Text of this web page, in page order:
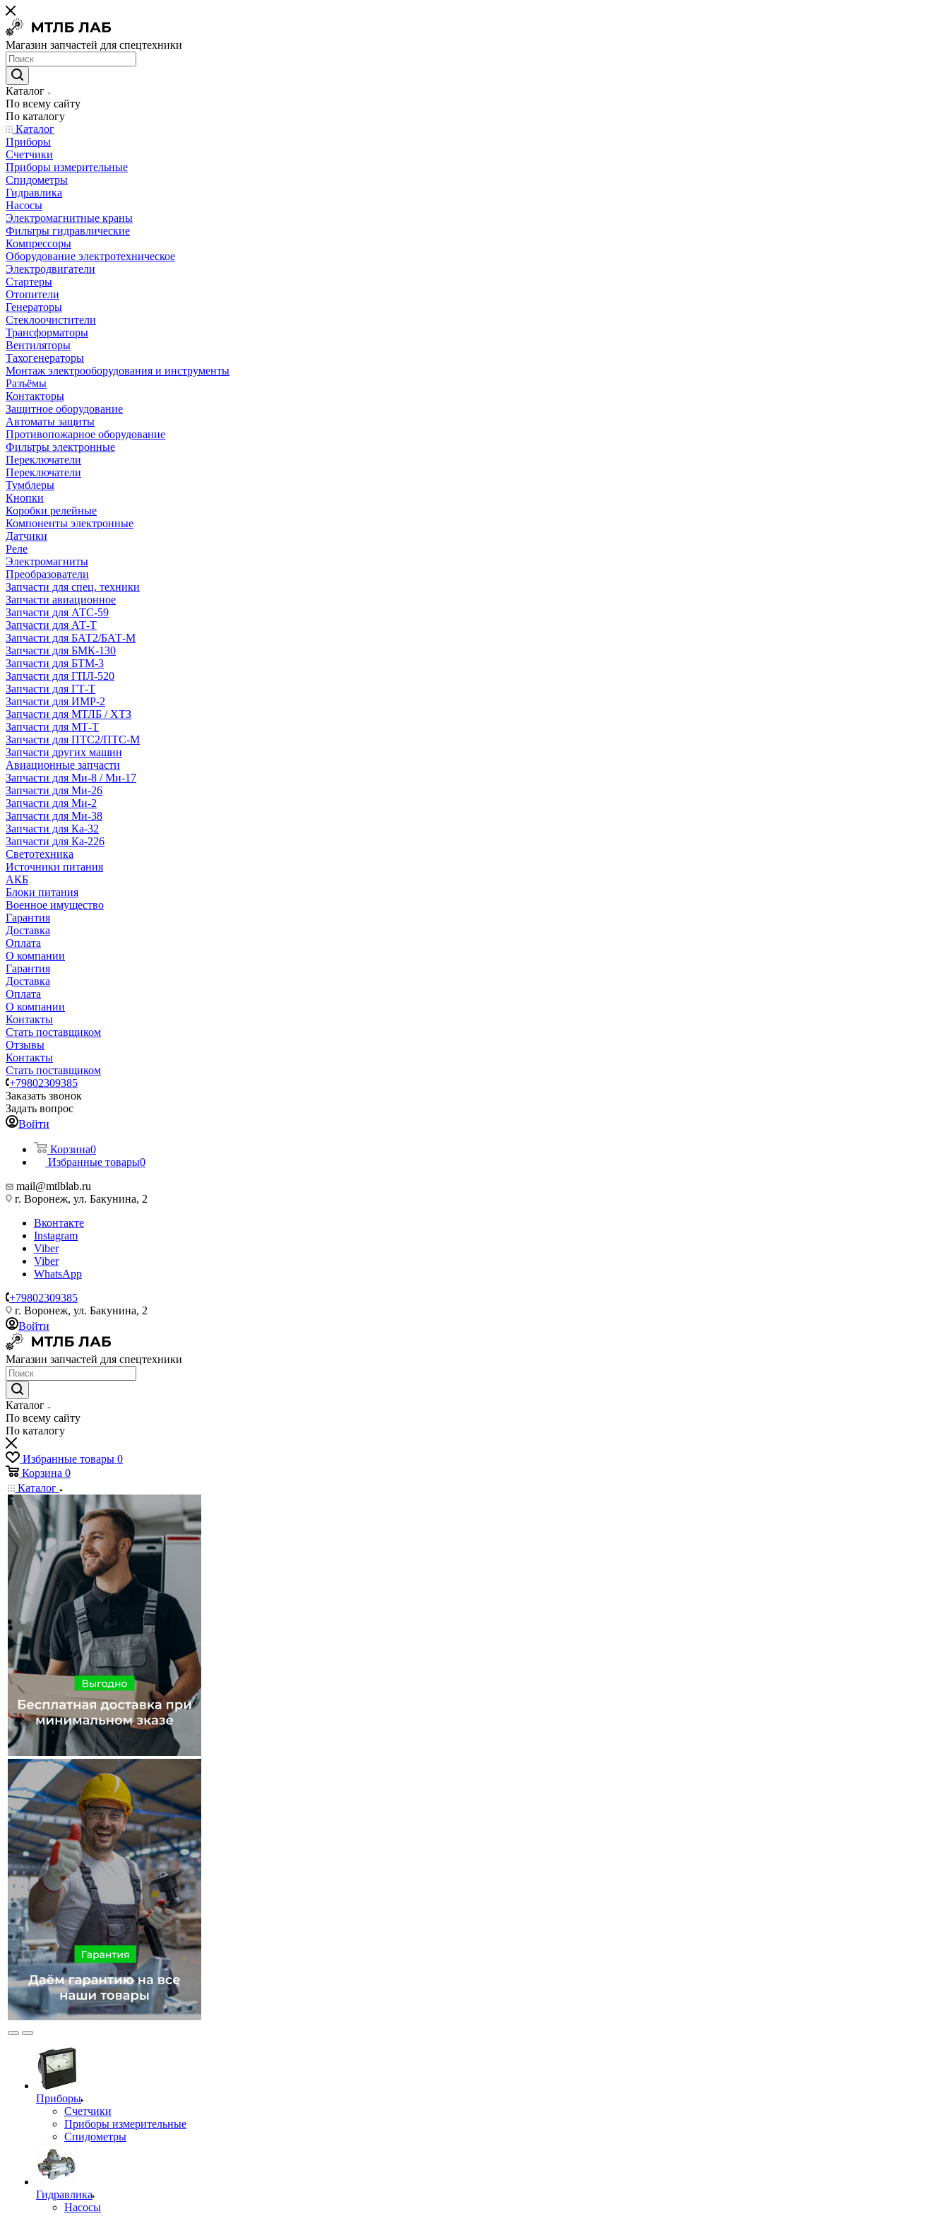
Магазин запчастей для спецтехники
Каталог
По всему сайту
По каталогу
Каталог
Приборы
Счетчики
Приборы измерительные
Спидометры
Гидравлика
Насосы
Электромагнитные краны
Фильтры гидравлические
Компрессоры
Оборудование электротехническое
Электродвигатели
Стартеры
Отопители
Генераторы
Стеклоочистители
Трансформаторы
Вентиляторы
Тахогенераторы
Монтаж электрооборудования и инструменты
Разъёмы
Контакторы
Защитное оборудование
Автоматы защиты
Противопожарное оборудование
Фильтры электронные
Переключатели
Переключатели
Тумблеры
Кнопки
Коробки релейные
Компоненты электронные
Датчики
Реле
Электромагниты
Преобразователи
Запчасти для спец. техники
Запчасти авиационное
Запчасти для АТС-59
Запчасти для АТ-Т
Запчасти для БАТ2/БАТ-М
Запчасти для БМК-130
Запчасти для БТМ-3
Запчасти для ГПЛ-520
Запчасти для ГТ-Т
Запчасти для ИМР-2
Запчасти для МТЛБ / ХТЗ
Запчасти для МТ-Т
Запчасти для ПТС2/ПТС-М
Запчасти других машин
Авиационные запчасти
Запчасти для Ми-8 / Ми-17
Запчасти для Ми-26
Запчасти для Ми-2
Запчасти для Ми-38
Запчасти для Ка-32
Запчасти для Ка-226
Светотехника
Источники питания
АКБ
Блоки питания
Военное имущество
Гарантия
Доставка
Оплата
О компании
Гарантия
Доставка
Оплата
О компании
Контакты
Стать поставщиком
Отзывы
Контакты
Стать поставщиком
+79802309385
Заказать звонок
Задать вопрос
Войти
Корзина0
Избранные товары0
mail@mtlblab.ru
г. Воронеж, ул. Бакунина, 2
Вконтакте
Instagram
Viber
Viber
WhatsApp
+79802309385
г. Воронеж, ул. Бакунина, 2
Войти
Магазин запчастей для спецтехники
Каталог
По всему сайту
По каталогу
Избранные товары 0
Корзина 0
Каталог
Приборы
Счетчики
Приборы измерительные
Спидометры
Гидравлика
Насосы